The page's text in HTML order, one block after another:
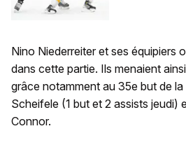
Nino Niederreiter et ses équipiers
dans cette partie. Ils menaient
grâce notamment au 35e but de
Scheifele (1 but et 2 assists jeudi)
Connor.